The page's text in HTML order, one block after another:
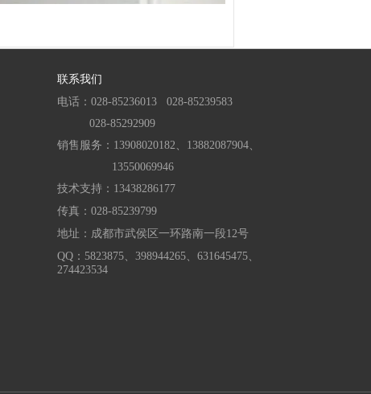
联系我们
电话：028-85236013
028-85239583
028-85292909
销售服务：13908020182、 13882087904、
13550069946
技术支持： 13438286177
传真：028-85239799
地址：成都市武侯区一环路南一段12号
QQ：5823875、 398944265、 631645475、
274423534